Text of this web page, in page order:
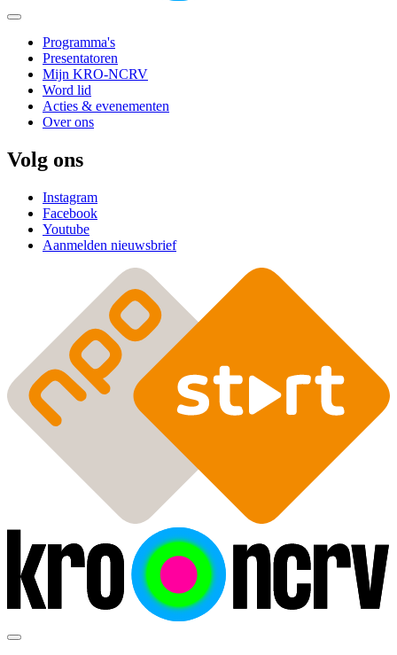
Programma's
Presentatoren
Mijn KRO-NCRV
Word lid
Acties & evenementen
Over ons
Volg ons
Instagram
Facebook
Youtube
Aanmelden nieuwsbrief